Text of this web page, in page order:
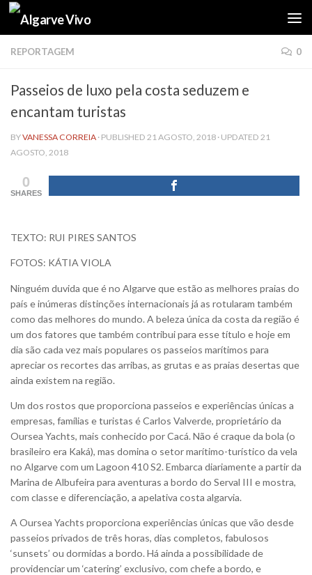
Skip to content
REPORTAGEM 0
Passeios de luxo pela costa seduzem e
encantam turistas
BYVANESSA CORREIA · PUBLISHED 21 AGOSTO, 2018 · UPDATED 21
AGOSTO, 2018
0
SHARES
TEXTO: RUI PIRES SANTOS
FOTOS: KÁTIA VIOLA
Ninguém duvida que é no Algarve que estão as melhores praias do
país e inúmeras distinções internacionais já as rotularam também
como das melhores do mundo. A beleza única da costa da região é
um dos fatores que também contribui para esse título e hoje em
dia são cada vez mais populares os passeios marítimos para
apreciar os recortes das arribas, as grutas e as praias desertas que
ainda existem na região.
Um dos rostos que proporciona passeios e experiências únicas a
empresas, famílias e turistas é Carlos Valverde, proprietário da
Oursea Yachts, mais conhecido por Cacá. Não é craque da bola (o
brasileiro era Kaká), mas domina o setor marítimo-turístico da vela
no Algarve com um Lagoon 410 S2. Embarca diariamente a partir da
Marina de Albufeira para aventuras a bordo do Serval III e mostra,
com classe e diferenciação, a apelativa costa algarvia.
A Oursea Yachts proporciona experiências únicas que vão desde
passeios privados de três horas, dias completos, fabulosos
‘sunsets’ ou dormidas a bordo. Há ainda a possibilidade de
providenciar um ‘catering’ exclusivo, com chefe a bordo, e